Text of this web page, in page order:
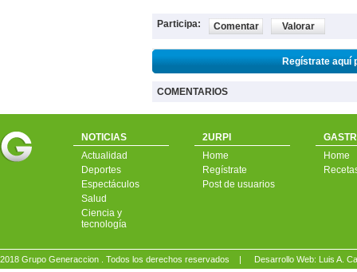
Participa: Comentar Valorar
Regístrate aquí
COMENTARIOS
NOTICIAS
Actualidad
Deportes
Espectáculos
Salud
Ciencia y
tecnología
2URPI
Home
Regístrate
Post de usuarios
Home
2018 Grupo Generaccion . Todos los derechos reservados | Desarrollo Web: Luis